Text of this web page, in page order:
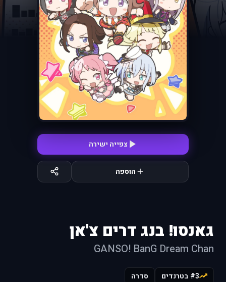
צפייה ישירה
הוספה
גאנסו! בנג דרים צ'אן
GANSO! BanG Dream Chan
#3 בטרנדים סדרה